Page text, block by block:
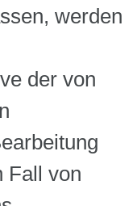
werden
der von
Fall von